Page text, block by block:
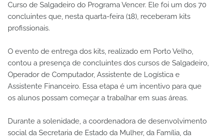
Curso de Salgadeiro do Programa Vencer. Ele foi um dos 70
concluintes que, nesta quarta-feira (18), receberam kits
profissionais.
O evento de entrega dos kits, realizado em Porto Velho,
contou a presença de concluintes dos cursos de Salgadeiro,
Operador de Computador, Assistente de Logística e
Assistente Financeiro. Essa etapa é um incentivo para que
os alunos possam começar a trabalhar em suas áreas.
Durante a solenidade, a coordenadora de desenvolvimento
social da Secretaria de Estado da Mulher, da Família, da